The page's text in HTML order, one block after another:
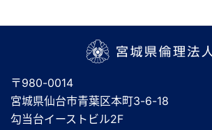
〒980-0014
宮城県仙台市青葉区本町3-6-18
勾当台イーストビル2F